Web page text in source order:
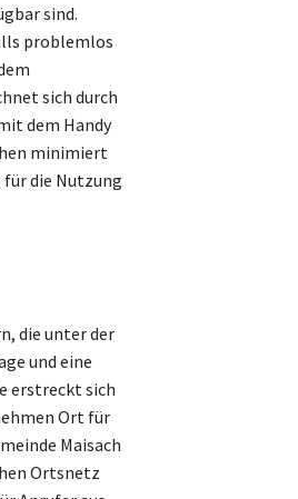
sind.
problemlos
sich durch
dem Handy
minimiert
die Nutzung
die unter der
und eine
erstreckt sich
Ort für
Maisach
Ortsnetz